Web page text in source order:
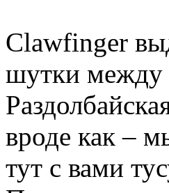
Clawfinger
шутки между
вроде как –
тут с вами